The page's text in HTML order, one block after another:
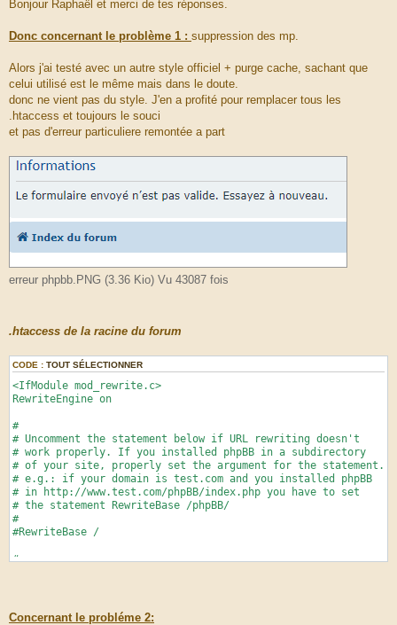
s
a
g
Bonjour Raphaël et merci de tes réponses.
Donc concernant le problème 1 : suppression des mp.
Alors j'ai testé avec un autre style officiel + purge cache, sachant que
celui utilisé est le même mais dans le doute.
donc ne vient pas du style. J'en a profité pour remplacer tous les
.htaccess et toujours le souci
et pas d'erreur particuliere remontée a part
erreur phpbb.PNG (3.36 Kio) Vu 43087 fois
.htaccess de la racine du forum
CODE : TOUT SÉLECTIONNER
<IfModule mod_rewrite.c>
RewriteEngine on
#
# Uncomment the statement below if URL rewriting doesn't
# work properly. If you installed phpBB in a subdirectory
# of your site, properly set the argument for the statement.
# e.g.: if your domain is test.com and you installed phpBB
# in http://www.test.com/phpBB/index.php you have to set
# the statement RewriteBase /phpBB/
#
#RewriteBase /
#
via Apache CGI.
Concernant le probléme 2: